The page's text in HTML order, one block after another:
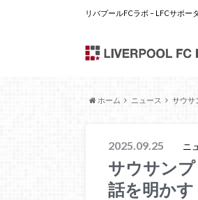
リバプールFCラボ – LFCサポ
ホーム ニュース サウサ
2025.09.25 ニ
サウサン
話を明かす